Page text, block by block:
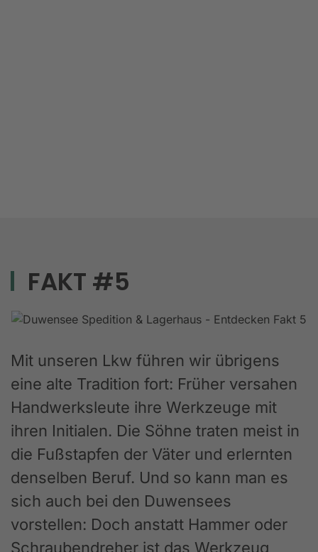
FAKT #5
Mit unseren Lkw führen wir übrigens
eine alte Tradition fort: Früher versahen
Handwerksleute ihre Werkzeuge mit
ihren Initialen. Die Söhne traten meist in
die Fußstapfen der Väter und erlernten
denselben Beruf. Und so kann man es
sich auch bei den Duwensees
vorstellen: Doch anstatt Hammer oder
Schraubendreher ist das Werkzeug